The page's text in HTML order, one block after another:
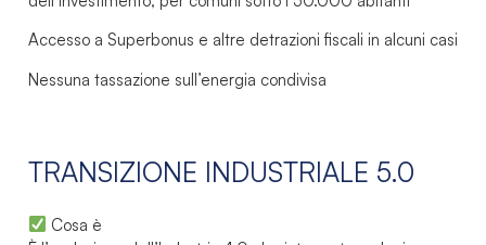
Accesso a Superbonus e altre detrazioni fiscali in alcuni casi
Nessuna tassazione sull’energia condivisa
TRANSIZIONE INDUSTRIALE 5.0
Cosa è